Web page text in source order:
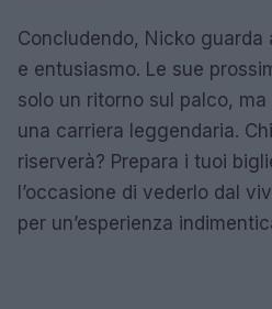
Concludendo, Nicko
e entusiasmo. Le sue
solo un ritorno sul palco,
una carriera leggendaria.
riserverà? Prepara i tuoi
l’occasione di vederlo dal
per un’esperienza